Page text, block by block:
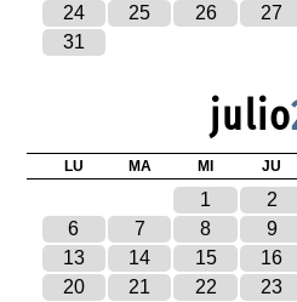
24
25 26 27
31
julio
LU MA MI JU
1 2
6
7 8 9
13
14 15 16
20
21 22 23